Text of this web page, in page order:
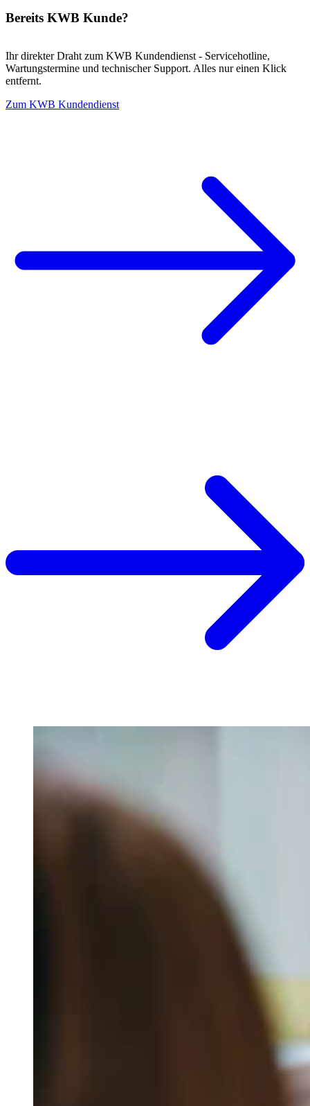
Bereits KWB Kunde?
Ihr direkter Draht zum KWB Kundendienst - Servicehotline,
Wartungstermine und technischer Support. Alles nur einen Klick
entfernt.
Zum KWB Kundendienst